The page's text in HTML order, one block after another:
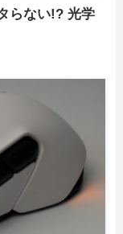
らない!? 光学